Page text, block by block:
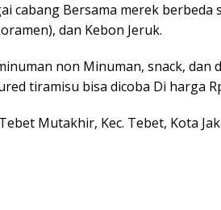
cabang Bersama merek
dan Kebon Jeruk.
non Minuman, snack, dan
tiramisu bisa dicoba Di harga
Mutakhir, Kec. Tebet, Kota